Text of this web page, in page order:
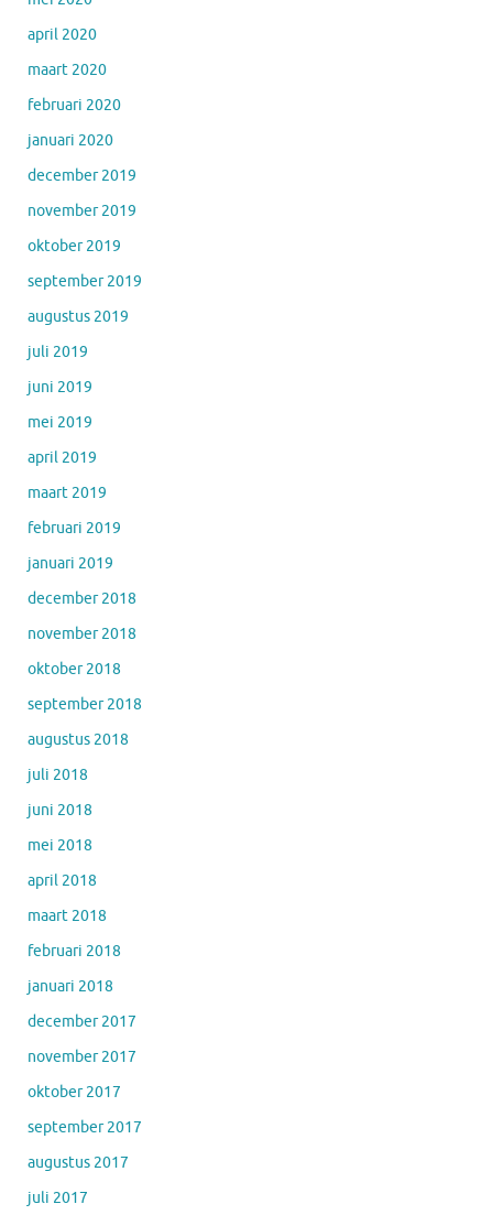
april 2020
maart 2020
februari 2020
januari 2020
december 2019
november 2019
oktober 2019
september 2019
augustus 2019
juli 2019
juni 2019
mei 2019
april 2019
maart 2019
februari 2019
januari 2019
december 2018
november 2018
oktober 2018
september 2018
augustus 2018
juli 2018
juni 2018
mei 2018
april 2018
maart 2018
februari 2018
januari 2018
december 2017
november 2017
oktober 2017
september 2017
augustus 2017
juli 2017